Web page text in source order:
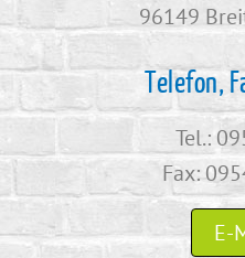
96149
Telefon,
Tel.:
Fax:
E-